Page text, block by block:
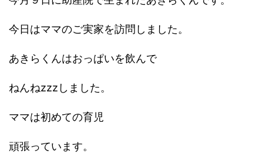
今日はママのご実家を訪問しました。
あきらくんはおっぱいを飲んで
ねんねzzzしました。
ママは初めての育児
頑張っています。